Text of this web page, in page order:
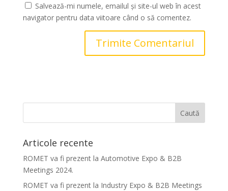
Salvează-mi numele, emailul și site-ul web în acest
navigator pentru data viitoare când o să comentez.
Articole recente
ROMET va fi prezent la Automotive Expo & B2B
Meetings 2024.
ROMET va fi prezent la Industry Expo & B2B Meetings